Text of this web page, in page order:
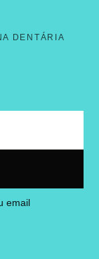
DENTÁRIA
email